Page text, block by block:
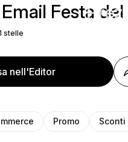
Festa
stelle
nell'Editor
Promo Sconti